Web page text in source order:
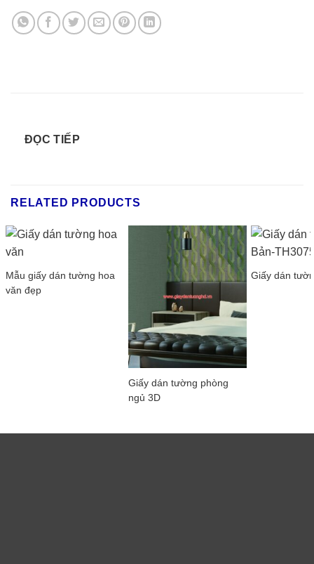
ĐỌC TIẾP
RELATED PRODUCTS
Mẫu giấy dán tường hoa
văn đẹp
Giấy dán tường phòng
ngủ 3D
Giấy dán